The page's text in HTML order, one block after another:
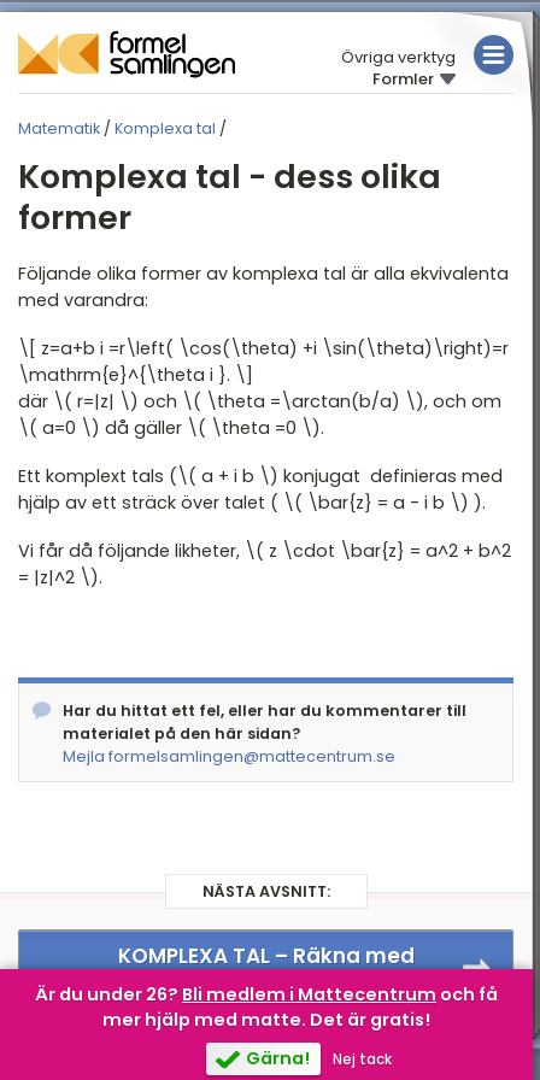
Övriga verktyg
Formler
Matematik / Komplexa tal /
Komplexa tal - dess olika
former
Följande olika former av komplexa tal är alla ekvivalenta
med varandra:
\[ z=a+b i =r\left( \cos(\theta) +i \sin(\theta)\right)=r
\mathrm{e}^{\theta i }. \]
där \( r=|z| \) och \( \theta =\arctan(b/a) \), och om
\( a=0 \) då gäller \( \theta =0 \).
Ett komplext tals (\( a + i b \) konjugat definieras med
hjälp av ett sträck över talet ( \( \bar{z} = a - i b \) ).
Vi får då följande likheter, \( z \cdot \bar{z} = a^2 + b^2
= |z|^2 \).
Har du hittat ett fel, eller har du kommentarer till
materialet på den här sidan?
Mejla formelsamlingen@mattecentrum.se
NÄSTA AVSNITT:
KOMPLEXA TAL – Räkna med
komplexa tal i kvadratisk form
Är du under 26? Bli medlem i Mattecentrum och få
mer hjälp med matte. Det är gratis!
Gärna!
Nej tack
MATEMATIK
Översikt
Aritmetik
Intervall och mängder
Den räta linjen och
Andragradspolynom
Geometri I
Geometri II
Trigonometri
Infinitesimalkalkyl
KEMI